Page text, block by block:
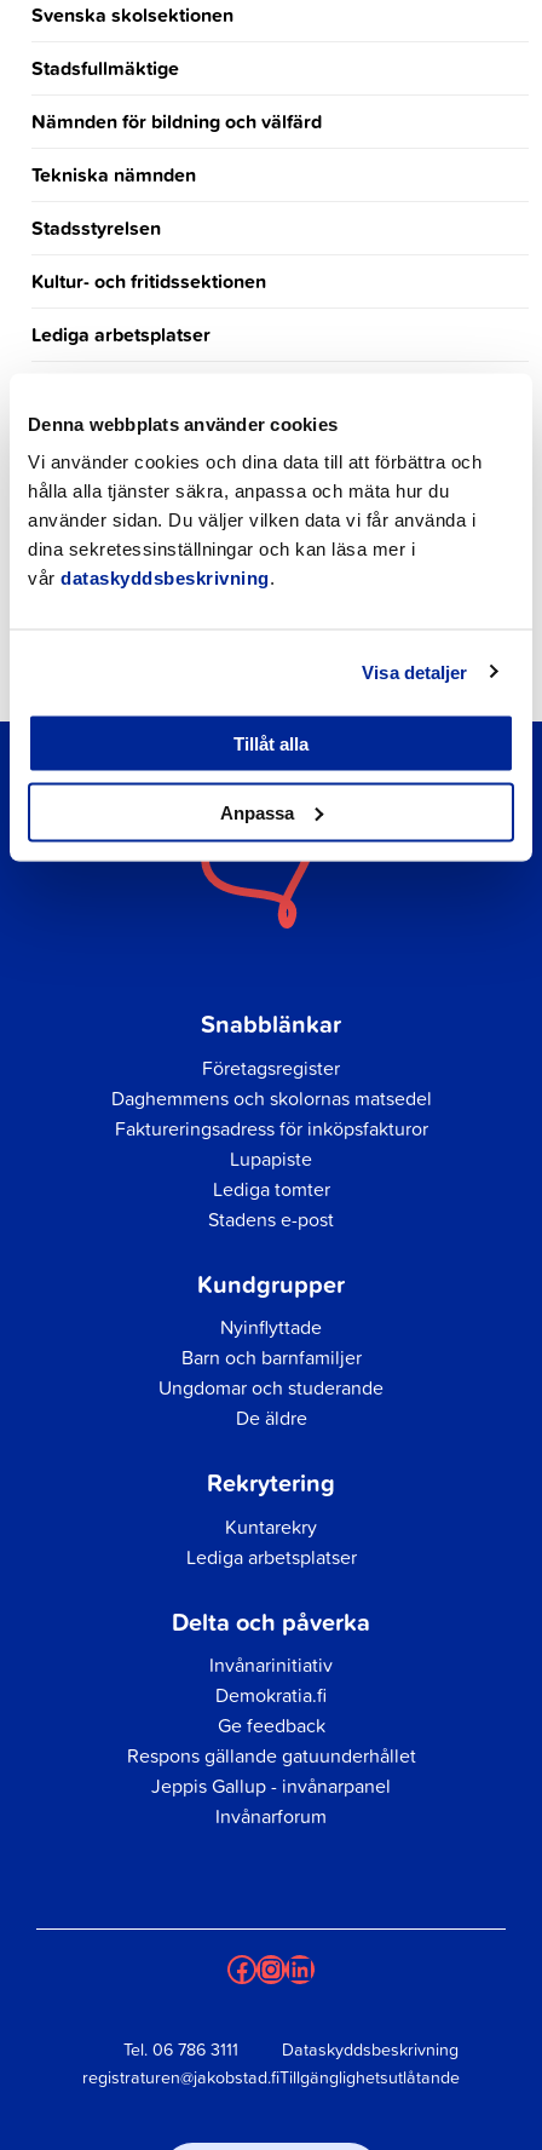
Denna webbplats använder cookies
Vi använder cookies och dina data till att förbättra och
hålla alla tjänster säkra, anpassa och mäta hur du
använder sidan. Du väljer vilken data vi får använda i
dina sekretessinställningar och kan läsa mer i
vår dataskyddsbeskrivning.
Visa detaljer
Tillåt alla
Anpassa
Svenska skolsektionen
Stadsfullmäktige
Nämnden för bildning och välfärd
Tekniska nämnden
Stadsstyrelsen
Kultur- och fritidssektionen
Lediga arbetsplatser
Händelsekalender
Möteskalender
Nyheter
Snabblänkar
Företagsregister
Daghemmens och skolornas matsedel
Faktureringsadress för inköpsfakturor
Lupapiste
Lediga tomter
Stadens e-post
Kundgrupper
Nyinflyttade
Barn och barnfamiljer
Ungdomar och studerande
De äldre
Rekrytering
Kuntarekry
Lediga arbetsplatser
Delta och påverka
Invånarinitiativ
Demokratia.fi
Ge feedback
Respons gällande gatuunderhållet
Jeppis Gallup - invånarpanel
Invånarforum
Facebook
Instagram
LinkedIn
Tel. 06 786 3111
registraturen@jakobstad.fi
Dataskyddsbeskrivning
Tillgänglighetsutlåtande